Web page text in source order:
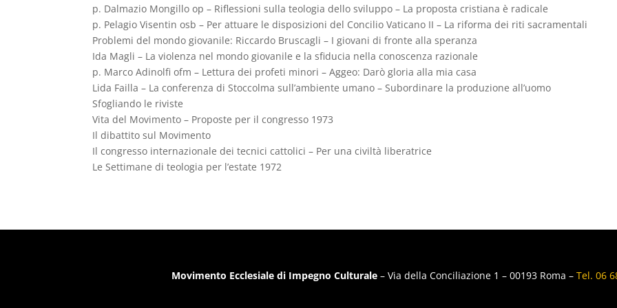
p. Dalmazio Mongillo op – Riflessioni sulla teologia dello sviluppo – La proposta cristiana è radicale
p. Pelagio Visentin osb – Per attuare le disposizioni del Concilio Vaticano II – La riforma dei riti sacramentali
Problemi del mondo giovanile: Riccardo Bruscagli – I giovani di fronte alla speranza
Ida Magli – La violenza nel mondo giovanile e la sfiducia nella conoscenza razionale
p. Marco Adinolfi ofm – Lettura dei profeti minori – Aggeo: Darò gloria alla mia casa
Lida Failla – La conferenza di Stoccolma sull’ambiente umano – Subordinare la produzione all’uomo
Sfogliando le riviste
Vita del Movimento – Proposte per il congresso 1973
Il dibattito sul Movimento
Il congresso internazionale dei tecnici cattolici – Per una civiltà liberatrice
Le Settimane di teologia per l’estate 1972
Movimento Ecclesiale di Impegno Culturale – Via della Conciliazione 1 – 00193 Roma – Tel. 06